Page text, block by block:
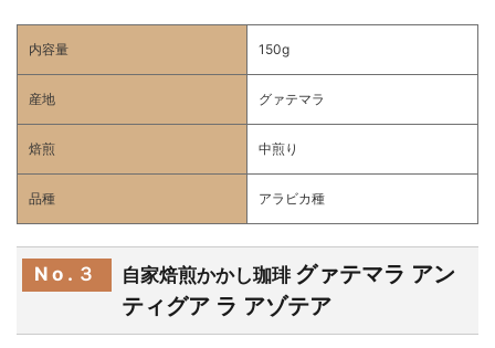
内容量 150g
産地 グァテマラ
焙煎 中煎り
品種 アラビカ種
No.３ 自家焙煎かかし珈琲 グァテマラ アン
ティグア ラ アゾテア